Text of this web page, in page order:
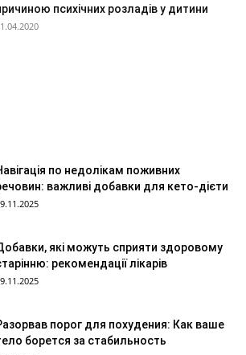
психічних розладів у дитини
по недолікам поживних
важливі добавки для кето-дієти
які можуть сприяти здоровому
рекомендації лікарів
порог для похудения: Как ваше
борется за стабильность